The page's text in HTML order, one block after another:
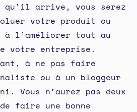
qu’il arrive, vous serez
votre produit ou
l’améliorer tout au
votre entreprise.
à ne pas faire
ou à un bloggeur
Vous n’aurez pas deux
faire une bonne